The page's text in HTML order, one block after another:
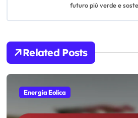
a
i
o
futuro più verde e
Related Posts
Energia Eolica